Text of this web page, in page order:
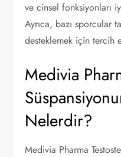
ve cinsel fonksiyonları
Ayrıca, bazı sporcular
desteklemek için tercih
Medivia
Nelerdir?
Medivia Pharma